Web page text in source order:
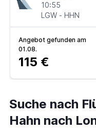
10:55
LGW - HHN
Angebot gefunden am
01.08.
115 €
Suche nach
Hahn nach